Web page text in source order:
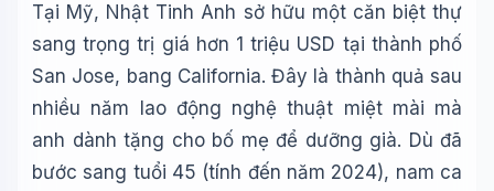
Tại Mỹ, Nhật Tinh Anh sở hữu một căn biệt thự
sang trọng trị giá hơn 1 triệu USD tại thành phố
San Jose, bang California. Đây là thành quả sau
nhiều năm lao động nghệ thuật miệt mài mà
anh dành tặng cho bố mẹ để dưỡng già. Dù đã
bước sang tuổi 45 (tính đến năm 2024), nam ca